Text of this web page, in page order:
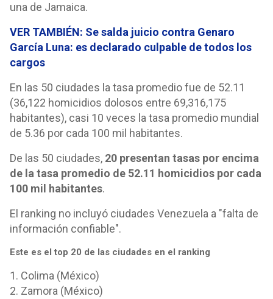
una de Jamaica.
VER TAMBIÉN: Se salda juicio contra Genaro
García Luna: es declarado culpable de todos los
cargos
En las 50 ciudades la tasa promedio fue de 52.11
(36,122 homicidios dolosos entre 69,316,175
habitantes), casi 10 veces la tasa promedio mundial
de 5.36 por cada 100 mil habitantes.
De las 50 ciudades, 20 presentan tasas por encima
de la tasa promedio de 52.11 homicidios por cada
100 mil habitantes.
El ranking no incluyó ciudades Venezuela a "falta de
información confiable".
Este es el top 20 de las ciudades en el ranking
1. Colima (México)
2. Zamora (México)